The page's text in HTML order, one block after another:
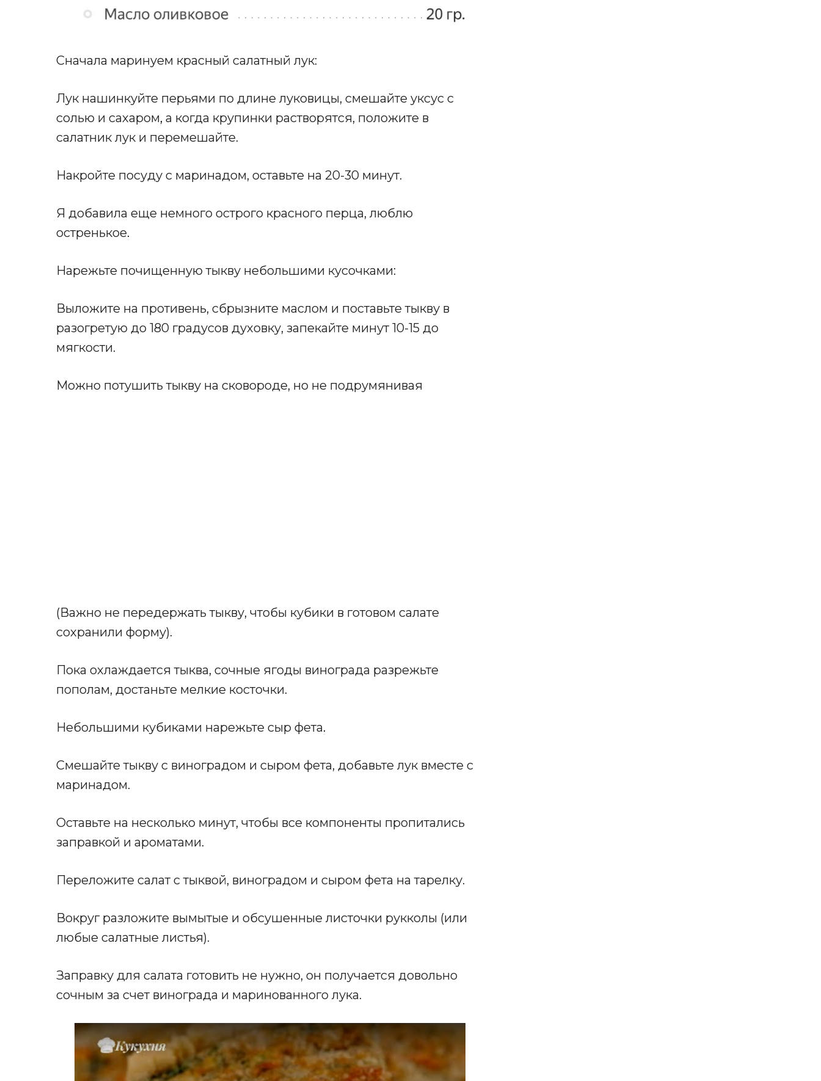
Сначала маринуем красный салатный лук:
Лук нашинкуйте перьями по длине луковицы, смешайте уксус с
солью и сахаром, а когда крупинки растворятся, положите в
салатник лук и перемешайте.
Накройте посуду с маринадом, оставьте на 20-30 минут.
Я добавила еще немного острого красного перца, люблю
остренькое.
Нарежьте почищенную тыкву небольшими кусочками:
Выложите на противень, сбрызните маслом и поставьте тыкву в
разогретую до 180 градусов духовку, запекайте минут 10-15 до
мягкости.
Можно потушить тыкву на сковороде, но не подрумянивая
(Важно не передержать тыкву, чтобы кубики в готовом салате
сохранили форму).
Пока охлаждается тыква, сочные ягоды винограда разрежьте
пополам, достаньте мелкие косточки.
Небольшими кубиками нарежьте сыр фета.
Смешайте тыкву с виноградом и сыром фета, добавьте лук вместе с
маринадом.
Оставьте на несколько минут, чтобы все компоненты пропитались
заправкой и ароматами.
Переложите салат с тыквой, виноградом и сыром фета на тарелку.
Вокруг разложите вымытые и обсушенные листочки рукколы (или
любые салатные листья).
Заправку для салата готовить не нужно, он получается довольно
сочным за счет винограда и маринованного лука.